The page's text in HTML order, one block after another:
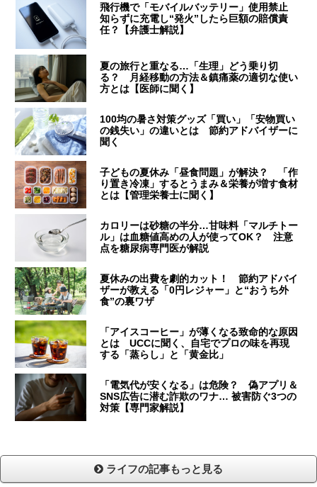
飛行機で「モバイルバッテリー」使用禁止
知らずに充電し“発火”したら巨額の賠償責
任？【弁護士解説】
夏の旅行と重なる…「生理」どう乗り切
る？ 月経移動の方法＆鎮痛薬の適切な使い
方とは【医師に聞く】
100均の暑さ対策グッズ「買い」「安物買い
の銭失い」の違いとは 節約アドバイザーに
聞く
子どもの夏休み「昼食問題」が解決？ 「作
り置き冷凍」するとうまみ＆栄養が増す食材
とは【管理栄養士に聞く】
カロリーは砂糖の半分…甘味料「マルチトー
ル」は血糖値高めの人が使ってOK？ 注意
点を糖尿病専門医が解説
夏休みの出費を劇的カット！ 節約アドバイ
ザーが教える「0円レジャー」と“おうち外
食”の裏ワザ
「アイスコーヒー」が薄くなる致命的な原因
とは UCCに聞く、自宅でプロの味を再現
する「蒸らし」と「黄金比」
「電気代が安くなる」は危険？ 偽アプリ＆
SNS広告に潜む詐欺のワナ… 被害防ぐ3つの
対策【専門家解説】
ライフの記事もっと見る